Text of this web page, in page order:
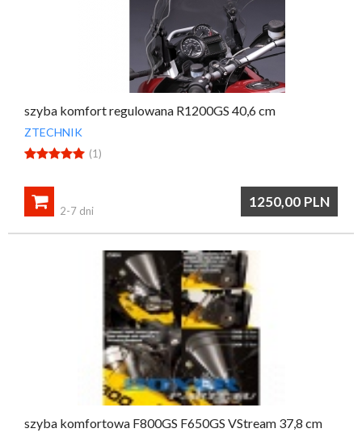
szyba komfort regulowana R1200GS 40,6 cm
ZTECHNIK
 (1)
1250,00 PLN

2-7 dni
szyba komfortowa F800GS F650GS VStream 37,8 cm